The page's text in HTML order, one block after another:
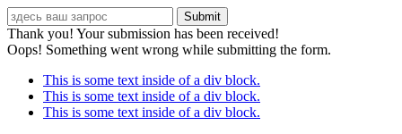
Thank you! Your submission has been received!
Oops! Something went wrong while submitting the form.
This is some text inside of a div block.
This is some text inside of a div block.
This is some text inside of a div block.